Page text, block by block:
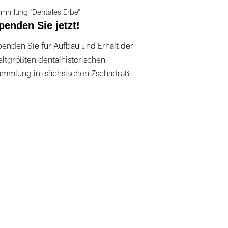
"Dentales Erbe"
Sie jetzt!
Sie für Aufbau und Erhalt der
dentalhistorischen
im sächsischen Zschadraß.